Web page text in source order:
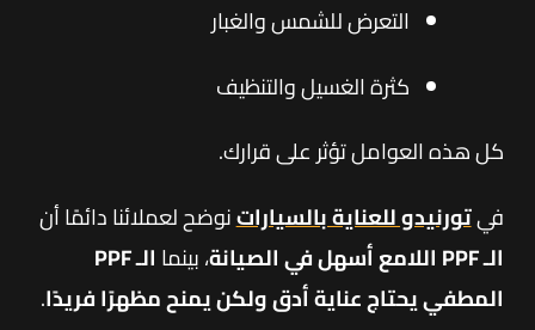
التعرض للشمس والغبار
كثرة الغسيل والتنظيف
كل هذه العوامل تؤثر على قرارك.
فيتورنيدو للعناية بالسياراتنوضح لعملائنا دائمًا أن
الـ PPF اللامع أسهل في الصيانة
، بينما
الـ PPF
المطفي يحتاج عناية أدق ولكن يمنح مظهرًا فريدًا.